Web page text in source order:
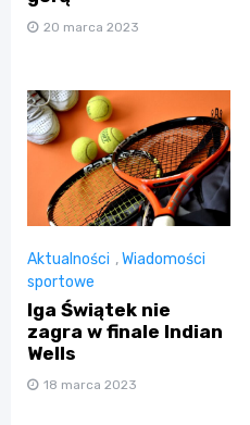
20 marca 2023
Aktualności ,Wiadomości
sportowe
Iga Świątek nie
zagra w finale Indian
Wells
18 marca 2023